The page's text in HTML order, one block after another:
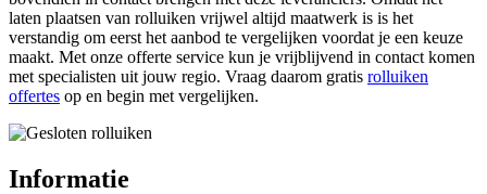
laten plaatsen van rolluiken vrijwel altijd maatwerk is is het
verstandig om eerst het aanbod te vergelijken voordat je een keuze
maakt. Met onze offerte service kun je vrijblijvend in contact komen
met specialisten uit jouw regio. Vraag daarom gratis rolluiken
offertes op en begin met vergelijken.
Informatie